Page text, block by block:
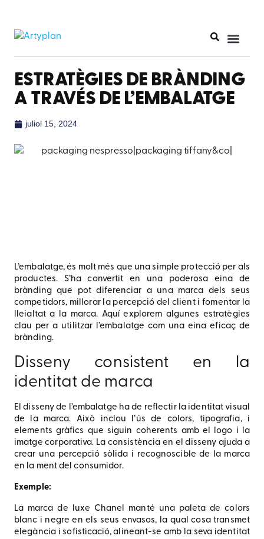
ESTRATÈGIES DE BRÀNDING
A TRAVÉS DE L’EMBALATGE
juliol 15, 2024
L’embalatge, és molt més que una simple protecció per als
productes. S’ha convertit en una poderosa eina de
brànding que pot diferenciar a una marca dels seus
competidors, millorar la percepció del client i fomentar la
lleialtat a la marca. Aquí explorem algunes estratègies
clau per a utilitzar l’embalatge com una eina eficaç de
brànding.
Disseny consistent en la
identitat de marca
El disseny de l’embalatge ha de reflectir la identitat visual
de la marca. Això inclou l’ús de colors, tipografia, i
elements gràfics que siguin coherents amb el logo i la
imatge corporativa. La consistència en el disseny ajuda a
crear una percepció sòlida i recognoscible de la marca
en la ment del consumidor.
Exemple:
La marca de luxe Chanel manté una paleta de colors
blanc i negre en els seus envasos, la qual cosa transmet
elegància i sofisticació, alineant-se amb la seva identitat